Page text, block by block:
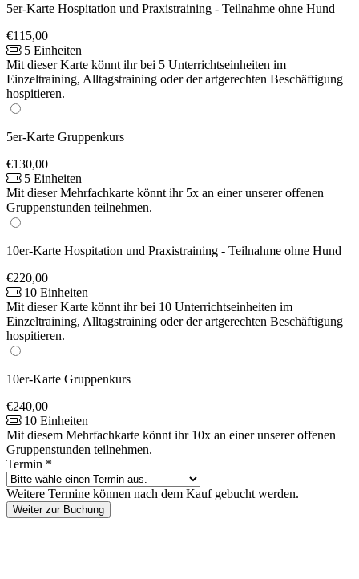
5er-Karte Hospitation und Praxistraining - Teilnahme ohne Hund
€115,00
5 Einheiten
Mit dieser Karte könnt ihr bei 5 Unterrichtseinheiten im
Einzeltraining, Alltagstraining oder der artgerechten Beschäftigung
hospitieren.
5er-Karte Gruppenkurs
€130,00
5 Einheiten
Mit dieser Mehrfachkarte könnt ihr 5x an einer unserer offenen
Gruppenstunden teilnehmen.
10er-Karte Hospitation und Praxistraining - Teilnahme ohne Hund
€220,00
10 Einheiten
Mit dieser Karte könnt ihr bei 10 Unterrichtseinheiten im
Einzeltraining, Alltagstraining oder der artgerechten Beschäftigung
hospitieren.
10er-Karte Gruppenkurs
€240,00
10 Einheiten
Mit diesem Mehrfachkarte könnt ihr 10x an einer unserer offenen
Gruppenstunden teilnehmen.
Termin *
Weitere Termine können nach dem Kauf gebucht werden.
Weiter zur Buchung